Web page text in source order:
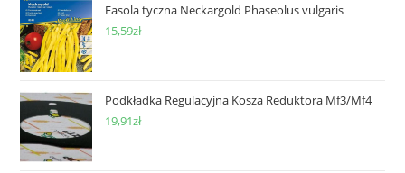
Fasola tyczna Neckargold Phaseolus vulgaris
15,59zł
Podkładka Regulacyjna Kosza Reduktora Mf3/Mf4
19,91zł